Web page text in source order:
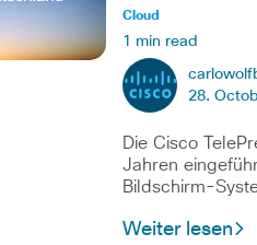
Cloud
1 min read
28.
Die Cisco
Jahren
Bildschirm-
Weiter lesen